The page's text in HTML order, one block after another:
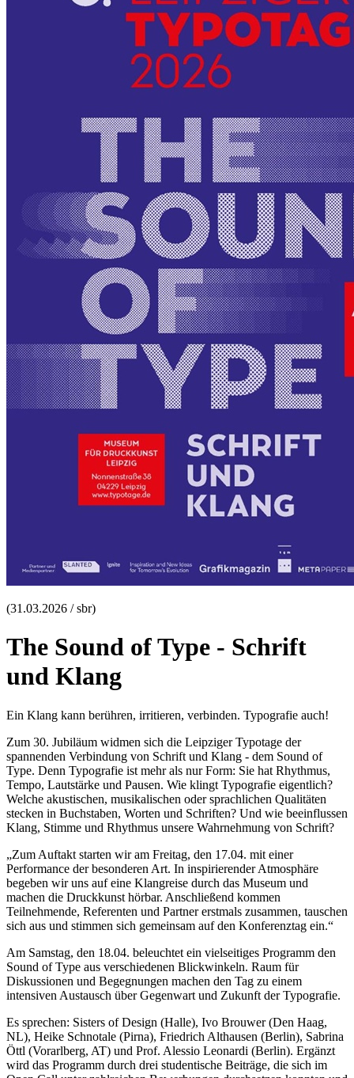
(31.03.2026 / sbr)
The Sound of Type - Schrift
und Klang
Ein Klang kann berühren, irritieren, verbinden. Typografie auch!
Zum 30. Jubiläum widmen sich die Leipziger Typotage der
spannenden Verbindung von Schrift und Klang - dem Sound of
Type. Denn Typografie ist mehr als nur Form: Sie hat Rhythmus,
Tempo, Lautstärke und Pausen. Wie klingt Typografie eigentlich?
Welche akustischen, musikalischen oder sprachlichen Qualitäten
stecken in Buchstaben, Worten und Schriften? Und wie beeinflussen
Klang, Stimme und Rhythmus unsere Wahrnehmung von Schrift?
„Zum Auftakt starten wir am Freitag, den 17.04. mit einer
Performance der besonderen Art. In inspirierender Atmosphäre
begeben wir uns auf eine Klangreise durch das Museum und
machen die Druckkunst hörbar. Anschließend kommen
Teilnehmende, Referenten und Partner erstmals zusammen, tauschen
sich aus und stimmen sich gemeinsam auf den Konferenztag ein.“
Am Samstag, den 18.04. beleuchtet ein vielseitiges Programm den
Sound of Type aus verschiedenen Blickwinkeln. Raum für
Diskussionen und Begegnungen machen den Tag zu einem
intensiven Austausch über Gegenwart und Zukunft der Typografie.
Es sprechen: Sisters of Design (Halle), Ivo Brouwer (Den Haag,
NL), Heike Schnotale (Pirna), Friedrich Althausen (Berlin), Sabrina
Öttl (Vorarlberg, AT) und Prof. Alessio Leonardi (Berlin). Ergänzt
wird das Programm durch drei studentische Beiträge, die sich im